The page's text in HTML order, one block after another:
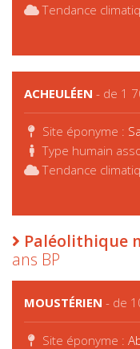
Tendance
ACHEULÉEN - de 1
Site éponyme :
Type humain
Tendance
Paléolithique
ans BP
MOUSTÉRIEN - de
Site éponyme :